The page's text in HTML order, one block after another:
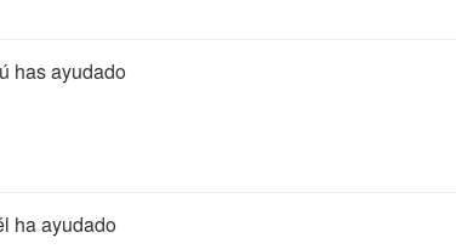
has ayudado
ha ayudado